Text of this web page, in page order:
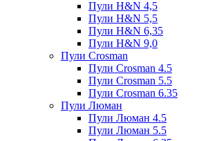
Пули H&N 4,5
Пули H&N 5,5
Пули H&N 6,35
Пули H&N 9,0
Пули Crosman
Пули Crosman 4.5
Пули Crosman 5.5
Пули Crosman 6.35
Пули Люман
Пули Люман 4.5
Пули Люман 5.5